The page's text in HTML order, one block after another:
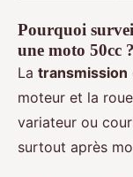
Pourquoi
une moto 50cc ?
La transmission
moteur et la
variateur ou
surtout après